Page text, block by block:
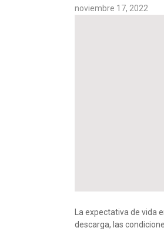
noviembre 17, 2022
La expectativa de vida
descarga, las